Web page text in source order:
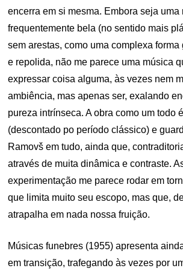
encerra em si mesma. Embora seja uma
frequentemente bela (no sentido mais
sem arestas, como uma complexa
e repolida, não me parece uma música
expressar coisa alguma, às vezes nem
ambiência, mas apenas ser, exalando
pureza intrínseca. A obra como um todo
(descontado po período clássico) e
Ramovš em tudo, ainda que,
através de muita dinâmica e contraste.
experimentação me parece rodar em
que limita muito seu escopo, mas que,
atrapalha em nada nossa fruição.
Músicas funebres (1955) apresenta
em transição, trafegando às vezes por